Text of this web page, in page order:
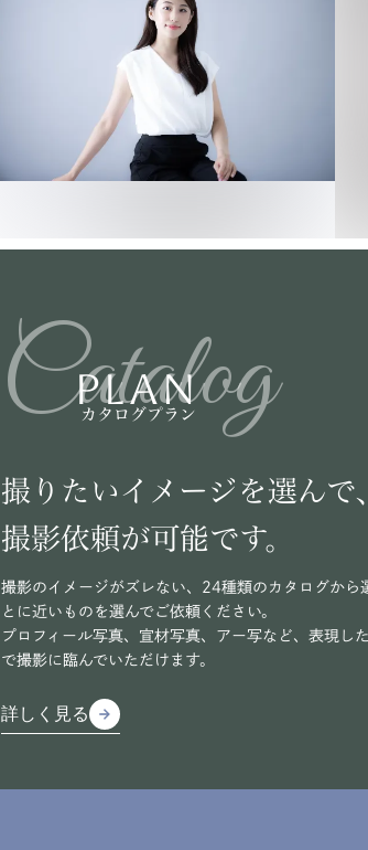
Catalog
PLAN
カタログプラン
撮りたいイメージを選んで、
撮影依頼が可能です。
撮影のイメージがズレない、24種類のカタログから
とに近いものを選んでご依頼ください。
プロフィール写真、宣材写真、アー写など、表現し
で撮影に臨んでいただけます。
詳しく見る
詳しく見る
arrow_forward
arrow_forward